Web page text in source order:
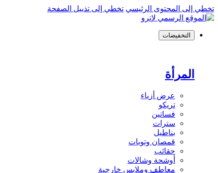
تخطي إلى المحتوى الرئيسي تخطي إلى تذييل الصفحة
التخفيضات
المرأة
عرض أزياء
تريكو
فساتين
سترات
بناطيل
قمصان وتوبات
حقائب
أوشحة وشالات
معاطف وملابس خارجية